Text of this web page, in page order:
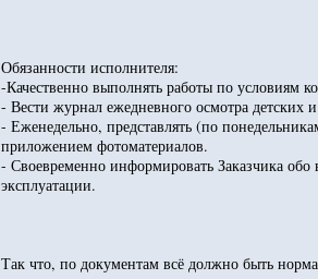
Обязанности исполнителя:
-Качественно выполнять работы по условиям
- Вести журнал ежедневного осмотра детских
- Еженедельно, представлять (по
приложением фотоматериалов.
- Своевременно информировать Заказчика
эксплуатации.
Так что, по документам всё должно быть